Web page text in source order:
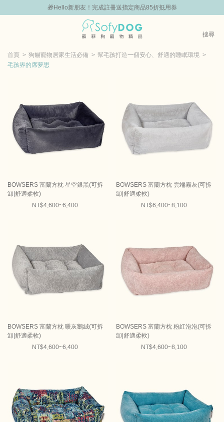
🎁Hello新朋友！完成註冊送指定商品85折抵用券
搜尋
胸背 | 牽繩 | 項圈 外出用品 寵物器皿 | 飼料箱 毛孩生活用品百
首頁 狗貓寵物居家生活必備
幫毛孩打造一個安心、舒適的睡眠環境
毛孩界的席夢思
BOWSERS 富蘭方枕 星空銀黑(可拆
卸|舒適柔軟)
NT$4,600~6,400
BOWSERS 富蘭方枕 雲端霧灰(可拆
卸|舒適柔軟)
NT$6,400~8,100
BOWSERS 富蘭方枕 暖灰鵝絨(可拆
卸|舒適柔軟)
NT$4,600~6,400
BOWSERS 富蘭方枕 粉紅泡泡(可拆
卸|舒適柔軟)
NT$4,600~8,100